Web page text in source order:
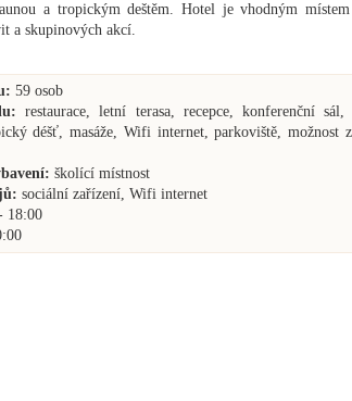
a tropickým deštěm. Hotel je vhodným
a skupinových akcí.
59 osob
restaurace, letní terasa, recepce, konferenční sál,
déšť, masáže, Wifi internet, parkoviště, možnost
školící místnost
sociální zařízení, Wifi internet
18:00